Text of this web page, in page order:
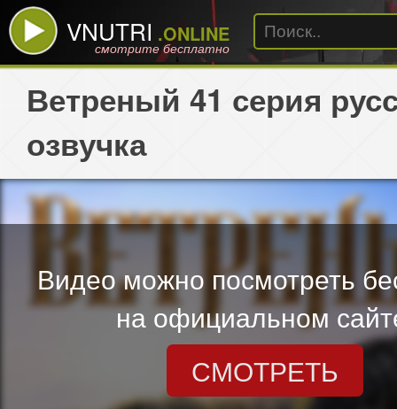
VNUTRI .ONLINE
смотрите бесплатно
Ветреный 41 серия
озвучка
Видео можно посмотреть
на официальном
СМОТРЕТЬ